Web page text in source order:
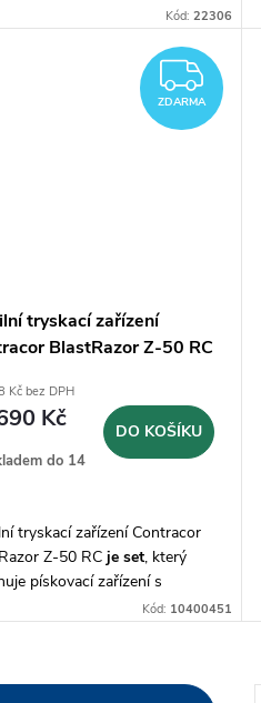
ochrannou maskou M06 s
Kód: 22306
ZDARMA
tryskací zařízení
BlastRazor Z-50 RC
Kč bez DPH
Kč
do 14
DO KOŠÍKU
tryskací zařízení Contracor
Z-50 RC je set, který
pískovací zařízení s
50 l, 5 m dvojitou hadici
Kód: 10400451